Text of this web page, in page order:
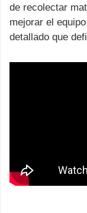
de recolectar
mejorar el
detallado que